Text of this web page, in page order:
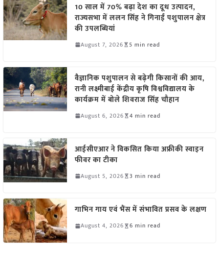
10 साल में 70% बढ़ा देश का दूध उत्पादन,
राज्यसभा में ललन सिंह ने गिनाईं पशुपालन क्षेत्र
की उपलब्धियां
August 7, 2026 5 min read
वैज्ञानिक पशुपालन से बढ़ेगी किसानों की आय,
रानी लक्ष्मीबाई केंद्रीय कृषि विश्वविद्यालय के
कार्यक्रम में बोले शिवराज सिंह चौहान
August 6, 2026 4 min read
आईसीएआर ने विकसित किया अफ्रीकी स्वाइन
फीवर का टीका
August 5, 2026 3 min read
गाभिन गाय एवं भैंस में संभावित प्रसव के लक्षण
August 4, 2026 6 min read